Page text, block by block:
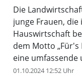
Die
junge Frauen,
Hauswirtschaft
dem Motto „Für's
eine umfassende
darauf abzielt,
01.10.2024 12:52 Uhr